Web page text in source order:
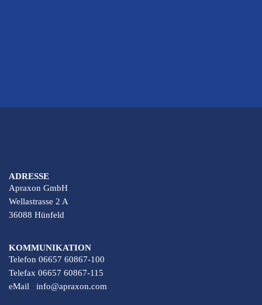
ADRESSE
Apraxon GmbH
Wellastrasse 2 A
36088 Hünfeld
KOMMUNIKATION
Telefon 06657 60867-100
Telefax 06657 60867-115
eMail info@apraxon.com